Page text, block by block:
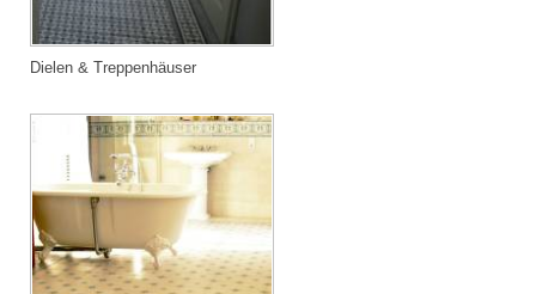
Dielen & Treppenhäuser